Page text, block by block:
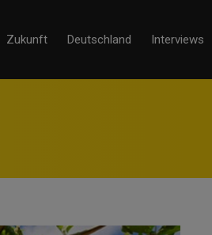
Zukunft Deutschland Interviews